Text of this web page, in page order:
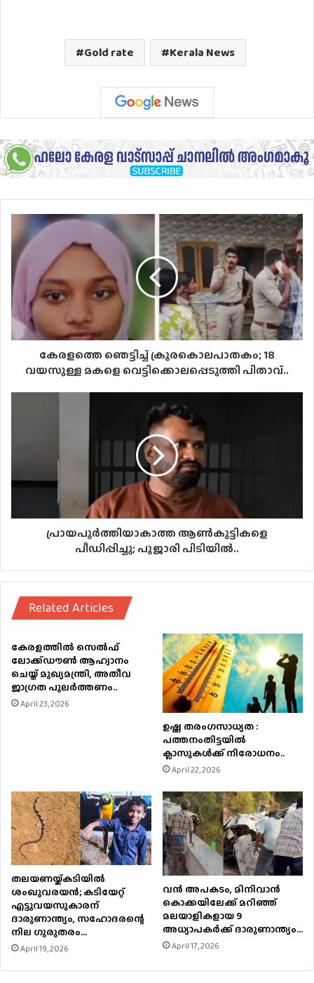
Gold rate Kerala News
കേരളത്തെ
ഞെട്ടിച്ച്
ക്രൂരകൊലപാതകം;
18
വയസുള്ള
മകളെ
വെട്ടിക്കൊലപ്പെടുത്തി
പിതാവ്..
കേരളത്തെ ഞെട്ടിച്ച് ക്രൂരകൊലപാതകം; 18
വയസുള്ള മകളെ വെട്ടിക്കൊലപ്പെടുത്തി പിതാവ്..
പ്രായപൂര്‍ത്തിയാകാത്ത ആണ്‍കുട്ടികളെ
പീഡിപ്പിച്ചു; പൂജാരി പിടിയില്‍..
Related Articles
കേരളത്തിൽ സെൽഫ്
ലോക്ക്ഡൗൺ ആഹ്വാനം
ചെയ്ത് മുഖ്യമന്ത്രി, അതീവ
ജാഗ്രത പുലർത്തണം..
April 23, 2026
ഉഷ്ണ തരംഗസാധ്യത :
പത്തനംതിട്ടയില്‍
ക്ലാസുകള്‍ക്ക് നിരോധനം..
April 22, 2026
തലയണയ്ക്കടിയില്‍
ശംഖുവരയന്‍; കടിയേറ്റ്
എട്ടുവയസുകാരന്
ദാരുണാന്ത്യം, സഹോദരന്റെ
നില ഗുരുതരം…
April 19, 2026
വൻ അപകടം, മിനിവാൻ
കൊക്കയിലേക്ക് മറിഞ്ഞ്
മലയാളികളായ 9
അധ്യാപകർക്ക് ദാരുണാന്ത്യം…
April 17, 2026